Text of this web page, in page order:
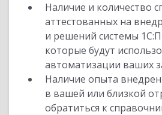
Наличие и количество
аттестованных на
и решений системы
которые будут
автоматизации ваших
Наличие опыта
в вашей или близкой
обратиться к